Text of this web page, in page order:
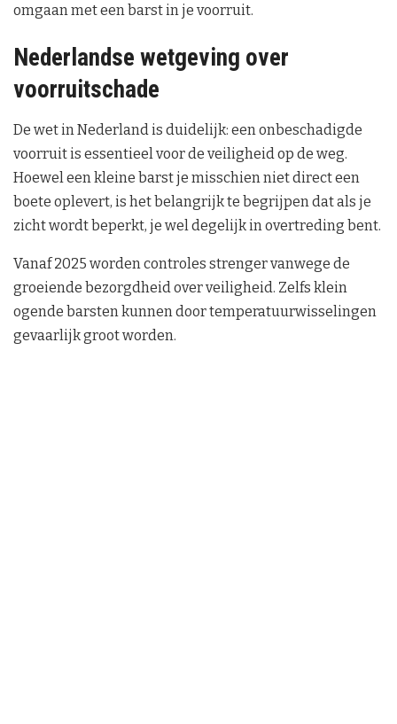
omgaan met een barst in je voorruit.
Nederlandse wetgeving over
voorruitschade
De wet in Nederland is duidelijk: een onbeschadigde
voorruit is essentieel voor de veiligheid op de weg.
Hoewel een kleine barst je misschien niet direct een
boete oplevert, is het belangrijk te begrijpen dat als je
zicht wordt beperkt, je wel degelijk in overtreding bent.
Vanaf 2025 worden controles strenger vanwege de
groeiende bezorgdheid over veiligheid. Zelfs klein
ogende barsten kunnen door temperatuurwisselingen
gevaarlijk groot worden.